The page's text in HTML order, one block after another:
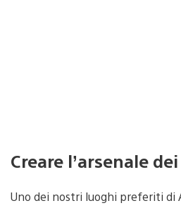
Creare l’arsenale
Uno dei nostri luoghi preferiti di